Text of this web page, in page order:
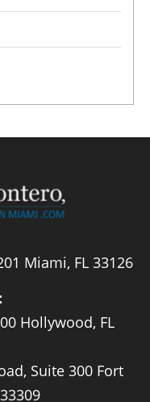
Miami, FL 33126
Hollywood, FL
Suite 300 Fort